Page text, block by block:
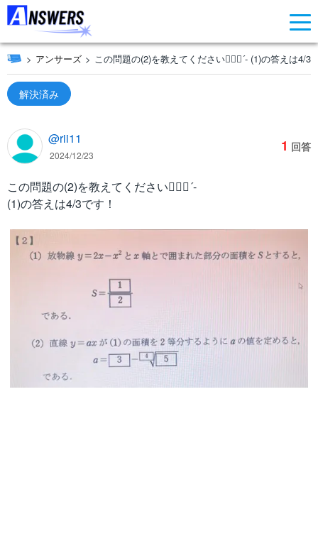
アンサーズ この問題の(2)を教えてください🙇🏻‍♀️‪‪´- (1)の答えは4/3
解決済み
@rii11
2024/12/23
1 回答
この問題の(2)を教えてください🙇🏻‍♀️‪‪´-
(1)の答えは4/3です！